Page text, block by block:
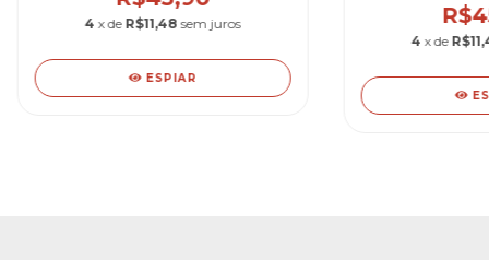
4 x de R$11,48 sem juros
ESPIAR
4 x de